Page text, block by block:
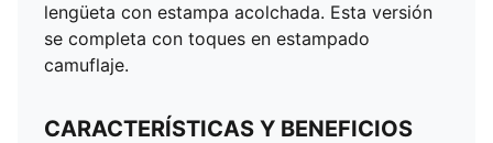
lengüeta con estampa acolchada. Esta versión
se completa con toques en estampado
camuflaje.
CARACTERÍSTICAS Y BENEFICIOS